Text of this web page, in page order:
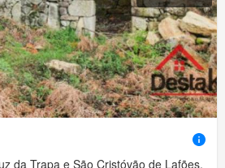
da Trapa e São Cristóvão de Lafões,